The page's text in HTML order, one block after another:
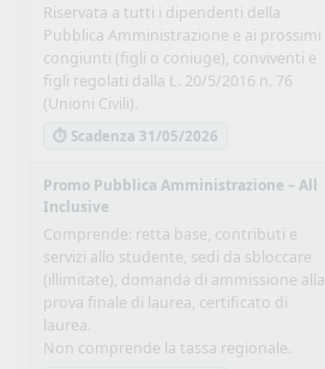
Riservata a tutti i dipendenti della
Pubblica Amministrazione e ai prossimi
congiunti (figli o coniuge), conviventi e
figli regolati dalla L. 20/5/2016 n. 76
(Unioni Civili).
⏱ Scadenza 31/05/2026
Promo Pubblica Amministrazione – All
Inclusive
Comprende: retta base, contributi e
servizi allo studente, sedi da sbloccare
(illimitate), domanda di ammissione alla
prova finale di laurea, certificato di
laurea.
Non comprende la tassa regionale.